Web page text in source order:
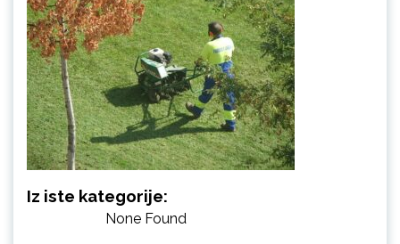
Iz iste kategorije:
None Found